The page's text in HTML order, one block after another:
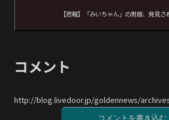
【悲報】「みいちゃん」の男版、発見
コメント
http://blog.livedoor.jp/goldennews/
コメントを書き込む